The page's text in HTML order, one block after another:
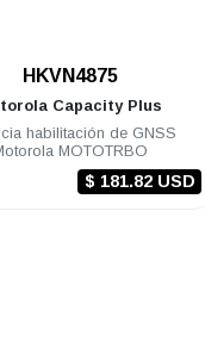
HKVN4875
Capacity Plus
habilitación de GNSS
MOTOTRBO
$ 181.82 USD